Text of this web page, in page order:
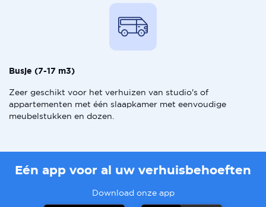
Busje (7-17 m3)
Zeer geschikt voor het verhuizen van studio's of
appartementen met één slaapkamer met eenvoudige
meubelstukken en dozen.
Eén app voor al uw verhuisbehoeften
Download onze app